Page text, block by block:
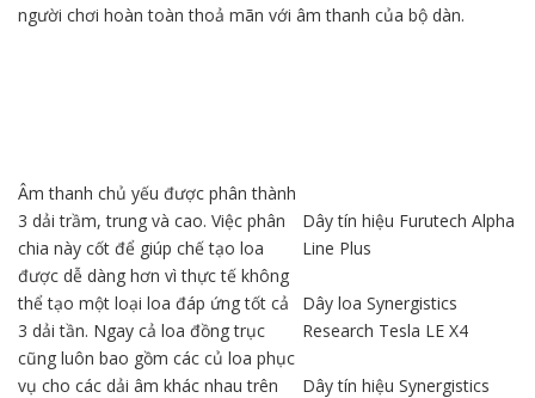
người chơi hoàn toàn thoả mãn với âm thanh của bộ dàn.
Dây tín hiệu Furutech Alpha
Line Plus
Dây loa Synergistics
Research Tesla LE X4
Dây tín hiệu Synergistics
Âm thanh chủ yếu được phân thành
3 dải trầm, trung và cao. Việc phân
chia này cốt để giúp chế tạo loa
được dễ dàng hơn vì thực tế không
thể tạo một loại loa đáp ứng tốt cả
3 dải tần. Ngay cả loa đồng trục
cũng luôn bao gồm các củ loa phục
vụ cho các dải âm khác nhau trên